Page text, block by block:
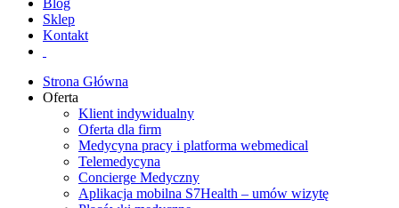
Blog
Sklep
Kontakt
Strona Główna
Oferta
Klient indywidualny
Oferta dla firm
Medycyna pracy i platforma webmedical
Telemedycyna
Concierge Medyczny
Aplikacja mobilna S7Health – umów wizytę